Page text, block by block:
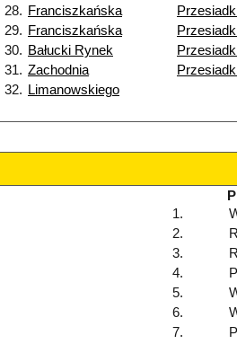
28. Franciszkańska
29. Franciszkańska
30. Bałucki Rynek
31. Zachodnia
32.
Limanowskiego
1.
2.
3.
4.
5.
6.
7.